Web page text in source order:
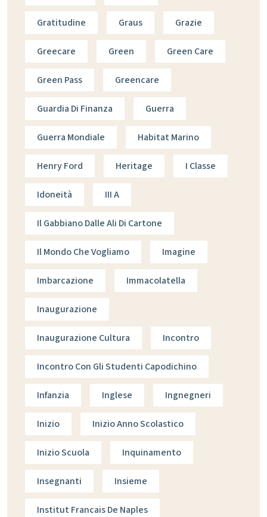
Gratitudine Graus Grazie
Greecare Green Green Care
Green Pass Greencare
Guardia Di Finanza Guerra
Guerra Mondiale Habitat Marino
Henry Ford Heritage I Classe
Idoneità III A
Il Gabbiano Dalle Ali Di Cartone
Il Mondo Che Vogliamo Imagine
Imbarcazione Immacolatella
Inaugurazione
Inaugurazione Cultura Incontro
Incontro Con Gli Studenti Capodichino
Infanzia Inglese Ingnegneri
Inizio Inizio Anno Scolastico
Inizio Scuola Inquinamento
Insegnanti Insieme
Institut Francais De Naples